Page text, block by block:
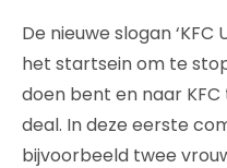
De nieuwe slogan
het startsein om te
doen bent en naar
deal. In deze eerste
bijvoorbeeld twee